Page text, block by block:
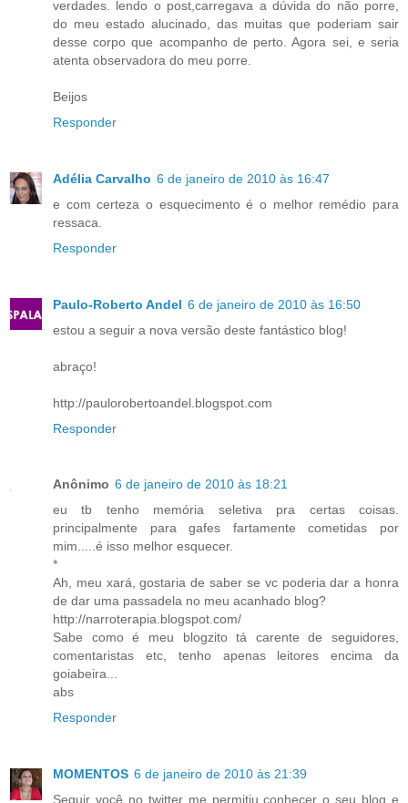
verdades. lendo o post,carregava a dúvida do não porre,
do meu estado alucinado, das muitas que poderiam sair
desse corpo que acompanho de perto. Agora sei, e seria
atenta observadora do meu porre.
Beijos
Responder
Adélia Carvalho 6 de janeiro de 2010 às 16:47
e com certeza o esquecimento é o melhor remédio para
ressaca.
Responder
Paulo-Roberto Andel 6 de janeiro de 2010 às 16:50
estou a seguir a nova versão deste fantástico blog!
abraço!
http://paulorobertoandel.blogspot.com
Responder
Anônimo 6 de janeiro de 2010 às 18:21
eu tb tenho memória seletiva pra certas coisas.
principalmente para gafes fartamente cometidas por
mim.....é isso melhor esquecer.
*
Ah, meu xará, gostaria de saber se vc poderia dar a honra
de dar uma passadela no meu acanhado blog?
http://narroterapia.blogspot.com/
Sabe como é meu blogzito tá carente de seguidores,
comentaristas etc, tenho apenas leitores encima da
goiabeira...
abs
Responder
MOMENTOS 6 de janeiro de 2010 às 21:39
Seguir você no twitter me permitiu conhecer o seu blog e